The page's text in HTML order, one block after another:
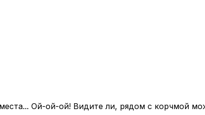
Ой-ой-ой! Видите ли, рядом с корчмой